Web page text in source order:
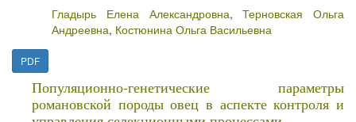
Гладырь Елена Александровна,Терновская Ольга
Андреевна, Костюнина Ольга Васильевна
PDF
Популяционно-генетические параметры
романовской породы овец в аспекте контроля и